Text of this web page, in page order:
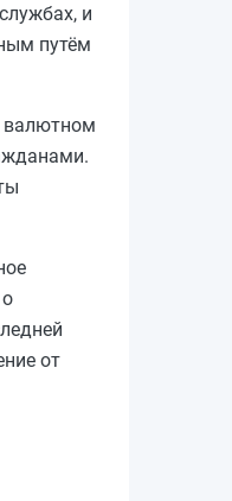
и
путём
валютном
от